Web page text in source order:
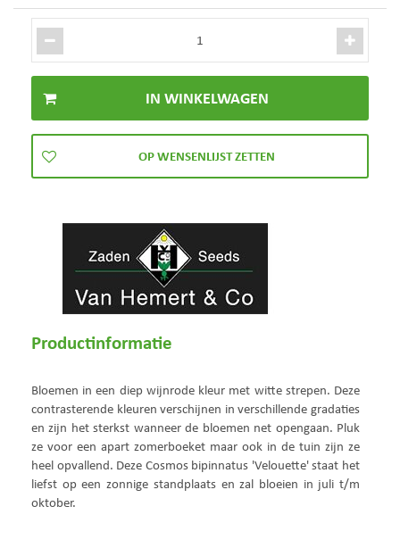
Productinformatie
Bloemen in een diep wijnrode kleur met witte strepen. Deze
contrasterende kleuren verschijnen in verschillende gradaties
en zijn het sterkst wanneer de bloemen net opengaan. Pluk
ze voor een apart zomerboeket maar ook in de tuin zijn ze
heel opvallend. Deze Cosmos bipinnatus 'Velouette' staat het
liefst op een zonnige standplaats en zal bloeien in juli t/m
oktober.